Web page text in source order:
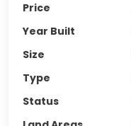
Price
Year Built
Size
Type
Status